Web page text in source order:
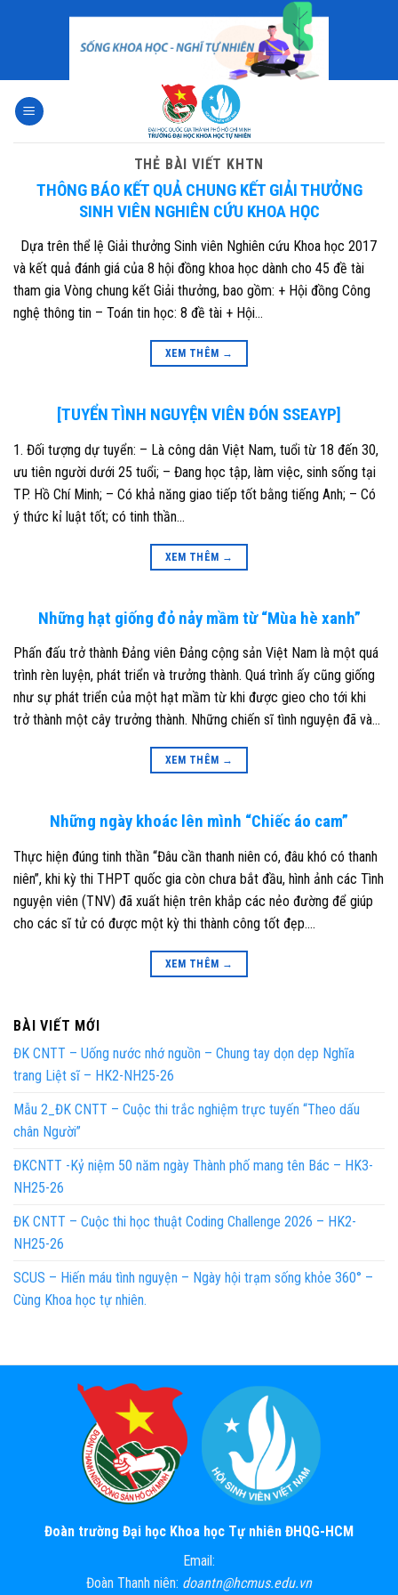
THẺ BÀI VIẾT KHTN
THÔNG BÁO KẾT QUẢ CHUNG KẾT GIẢI THƯỞNG
SINH VIÊN NGHIÊN CỨU KHOA HỌC
Dựa trên thể lệ Giải thưởng Sinh viên Nghiên cứu Khoa học 2017
và kết quả đánh giá của 8 hội đồng khoa học dành cho 45 đề tài
tham gia Vòng chung kết Giải thưởng, bao gồm: + Hội đồng Công
nghệ thông tin – Toán tin học: 8 đề tài + Hội…
XEM THÊM →
[TUYỂN TÌNH NGUYỆN VIÊN ĐÓN SSEAYP]
1. Đối tượng dự tuyển: – Là công dân Việt Nam, tuổi từ 18 đến 30,
ưu tiên người dưới 25 tuổi; – Đang học tập, làm việc, sinh sống tại
TP. Hồ Chí Minh; – Có khả năng giao tiếp tốt bằng tiếng Anh; – Có
ý thức kỉ luật tốt; có tinh thần…
XEM THÊM →
Những hạt giống đỏ nảy mầm từ “Mùa hè xanh”
Phấn đấu trở thành Đảng viên Đảng cộng sản Việt Nam là một quá
trình rèn luyện, phát triển và trưởng thành. Quá trình ấy cũng giống
như sự phát triển của một hạt mầm từ khi được gieo cho tới khi
trở thành một cây trưởng thành. Những chiến sĩ tình nguyện đã và…
XEM THÊM →
Những ngày khoác lên mình “Chiếc áo cam”
Thực hiện đúng tinh thần “Đâu cần thanh niên có, đâu khó có thanh
niên”, khi kỳ thi THPT quốc gia còn chưa bắt đầu, hình ảnh các Tình
nguyện viên (TNV) đã xuất hiện trên khắp các nẻo đường để giúp
cho các sĩ tử có được một kỳ thi thành công tốt đẹp….
XEM THÊM →
BÀI VIẾT MỚI
ĐK CNTT – Uống nước nhớ nguồn – Chung tay dọn dẹp Nghĩa
trang Liệt sĩ – HK2-NH25-26
Mẫu 2_ĐK CNTT – Cuộc thi trắc nghiệm trực tuyến “Theo dấu
chân Người”
ĐKCNTT -Kỷ niệm 50 năm ngày Thành phố mang tên Bác – HK3-
NH25-26
ĐK CNTT – Cuộc thi học thuật Coding Challenge 2026 – HK2-
NH25-26
SCUS – Hiến máu tình nguyện – Ngày hội trạm sống khỏe 360° –
Cùng Khoa học tự nhiên.
Đoàn trường Đại học Khoa học Tự nhiên ĐHQG-HCM
Email:
Đoàn Thanh niên: doantn@hcmus.edu.vn